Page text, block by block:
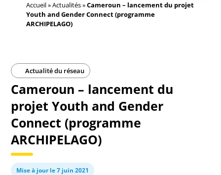
Accueil»Actualités»Cameroun – lancement du projet
Youth and Gender Connect (programme
ARCHIPELAGO)
Actualité du réseau
Cameroun – lancement du
projet Youth and Gender
Connect (programme
ARCHIPELAGO)
Mise à jour le 7 juin 2021